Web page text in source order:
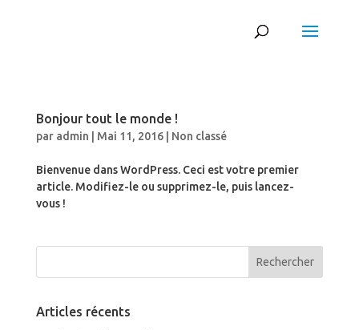
Bonjour tout le monde !
par admin Mai 11, 2016| Non classé
Bienvenue dans WordPress. Ceci est votre premier
article. Modifiez-le ou supprimez-le, puis lancez-
vous !
Articles récents